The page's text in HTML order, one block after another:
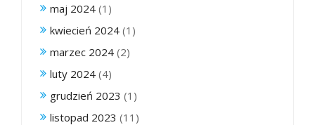
maj 2024 (1)
kwiecień 2024 (1)
marzec 2024 (2)
luty 2024 (4)
grudzień 2023 (1)
listopad 2023 (11)